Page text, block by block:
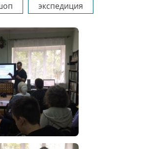
экспедиция